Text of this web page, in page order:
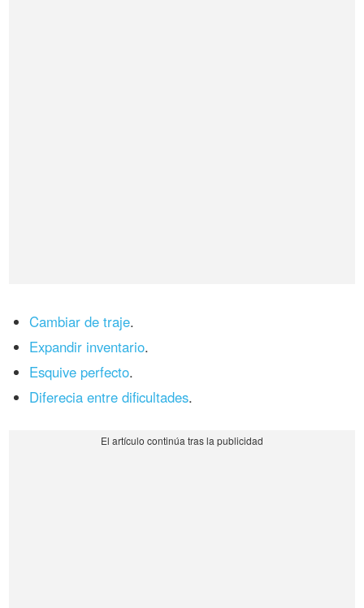
Cambiar de traje.
Expandir inventario.
Esquive perfecto.
Diferecia entre dificultades.